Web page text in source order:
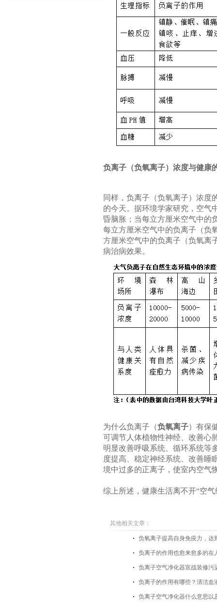
负离子（负氧离子）浓度与健康
同样，负离子（负氧离子）浓度
的今天。据环境学家研究，空气
昏脑胀；当每立方厘米空气中的
每立方厘米空气中的负离子（负
方厘米空气中的负离子（负氧离
病治病效果。
为什么负离子（负氧离子）有保
可调节人体植物性神经、改善心
明显改善呼吸系统、循环系统等
度提高、稳定神经系统、改善睡
境中过多的正离子，使室内空气
综上所述，健康生活离不开“空
其他相关文章：
负氧离子提高自身免疫力，达
负离子的作用也愈来愈多的在
负离子空气净化器宣战装修污
负离子的作用有哪些？清洁血
负离子空气净化器什么意思以